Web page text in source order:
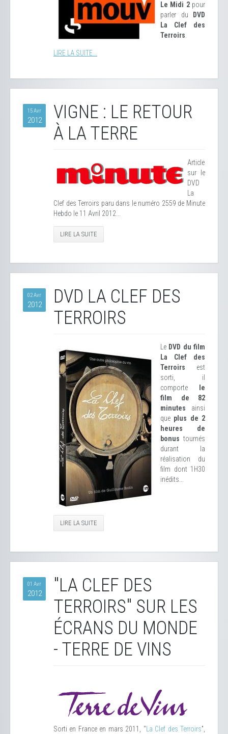
Le Midi 2pour
parler du
DVD
La Clef des
Terroirs
LIRE LA SUITE...
15 Avr
2012
VIGNE : LE RETOUR
À LA TERRE
Article
sur le
DVD
La
Clef des Terroirs paru dans le numéro 2559 de Minute
Hebdo le 11 Avril 2012...
LIRE LA SUITE
02 Avr
2012
DVD LA CLEF DES
TERROIRS
Le DVD du film
La Clef des
Terroirs est
sorti, il
comporte
le
film de 82
minutes ainsi
que plus de 2
heures de
bonus tournés
durant la
réalisation du
film dont 1H30
inédits...
LIRE LA SUITE
01 Avr
2012
"LA CLEF DES
TERROIRS" SUR LES
ÉCRANS DU MONDE
- TERRE DE VINS
Sorti en France en mars 2011, “La Clef des Terroirs”,